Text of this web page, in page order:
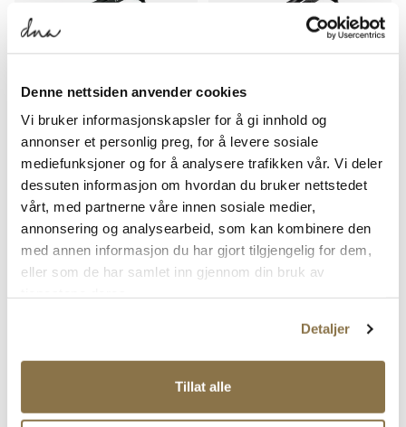
Denne nettsiden anvender cookies
Vi bruker informasjonskapsler for å gi innhold og
annonser et personlig preg, for å levere sosiale
mediefunksjoner og for å analysere trafikken vår. Vi deler
dessuten informasjon om hvordan du bruker nettstedet
vårt, med partnerne våre innen sosiale medier,
annonsering og analysearbeid, som kan kombinere den
med annen informasjon du har gjort tilgjengelig for dem,
eller som de har samlet inn gjennom din bruk av
Detaljer
Tillat alle
HAVAIANAS
Pris
399,-
HAVAIANAS
Pris
349,-
Top II
Victori One